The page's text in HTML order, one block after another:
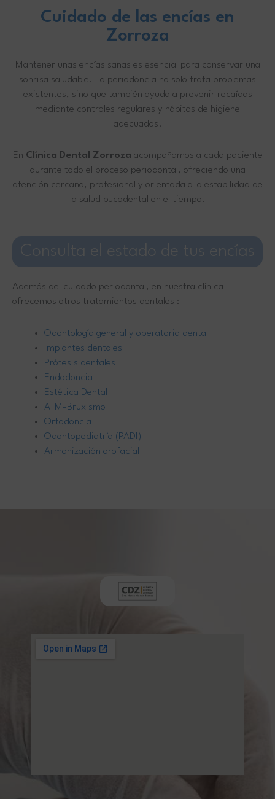
Cuidado de las encías en
Zorroza
Mantener unas encías sanas es esencial para conservar una
sonrisa saludable. La periodoncia no solo trata problemas
existentes, sino que también ayuda a prevenir recaídas
mediante controles regulares y hábitos de higiene
adecuados.
En Clínica Dental Zorroza acompañamos a cada paciente
durante todo el proceso periodontal, ofreciendo una
atención cercana, profesional y orientada a la estabilidad de
la salud bucodental en el tiempo.
Consulta el estado de tus encías
Además del cuidado periodontal, en nuestra clínica
ofrecemos otros tratamientos dentales :
Odontología general y operatoria dental
Implantes dentales
Prótesis dentales
Endodoncia
Estética Dental
ATM-Bruxismo
Ortodoncia
Odontopediatría (PADI)
Armonización orofacial